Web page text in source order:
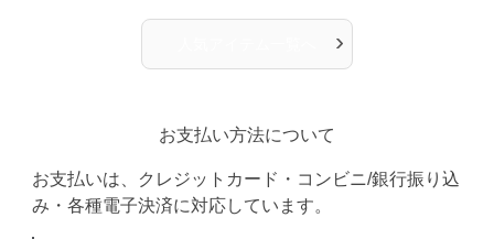
›
お支払い方法について
お支払いは、クレジットカード・コンビニ/銀行振り込
み・各種電子決済に対応しています。